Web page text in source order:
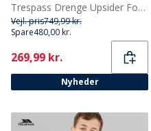
Trespass Drenge Upsider Foret Vandtæt Parka Blå
Vejl. pris749,99 kr.
Spare480,00 kr.
Current
269,99 kr.
Nyheder